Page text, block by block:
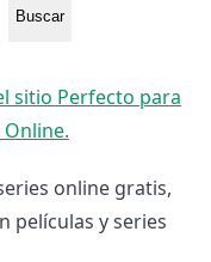
Buscar
sitio Perfecto para
Online.
online gratis,
películas y series